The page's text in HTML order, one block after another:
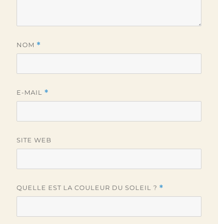
NOM *
E-MAIL *
SITE WEB
QUELLE EST LA COULEUR DU SOLEIL ? *